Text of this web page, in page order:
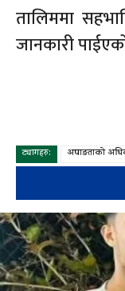
तालिममा
जानकारी
ट्यागहरु: अपाङताको